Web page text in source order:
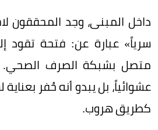
داخل المبنى، وجد المحققون
سرياً» عبارة عن: فتحة
متصل بشبكة الصرف الصحي.
عشوائياً، بل يبدو أنه حُفر
كطريق هروب.